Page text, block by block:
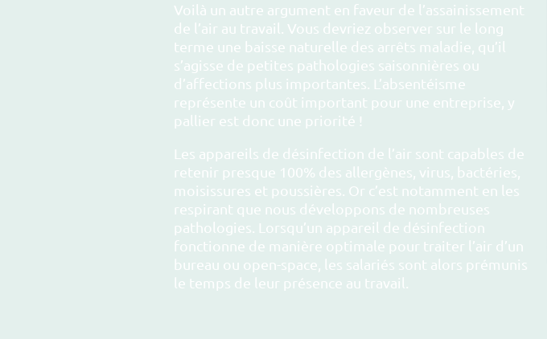
Voilà un autre argument en faveur de l’assainissement
de l’air au travail. Vous devriez observer sur le long
terme une baisse naturelle des arrêts maladie, qu’il
s’agisse de petites pathologies saisonnières ou
d’affections plus importantes. L’absentéisme
représente un coût important pour une entreprise, y
pallier est donc une priorité !
Les appareils de désinfection de l’air sont capables de
retenir presque 100% des allergènes, virus, bactéries,
moisissures et poussières. Or c’est notamment en les
respirant que nous développons de nombreuses
pathologies. Lorsqu’un appareil de désinfection
fonctionne de manière optimale pour traiter l’air d’un
bureau ou open-space, les salariés sont alors prémunis
le temps de leur présence au travail.